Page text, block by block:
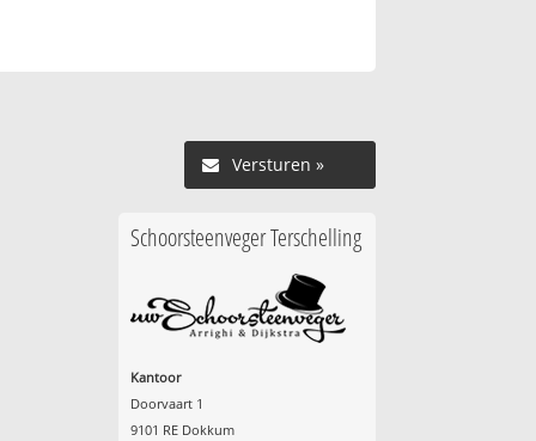
Versturen »
Schoorsteenveger Terschelling
Kantoor
Doorvaart 1
9101 RE Dokkum